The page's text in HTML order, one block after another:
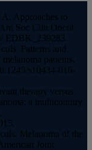
Approaches to
Soc Clin Oncol
EDBK_239283.
Patterns and
patients.
s10434-016-
therapy versus
a multicountry
Melanoma of the
Joint